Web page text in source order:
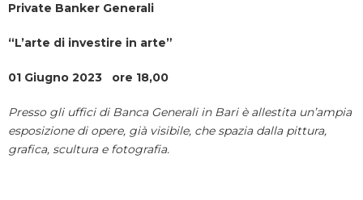
Private Banker Generali
“L’arte di investire in arte”
01 Giugno 2023 ore 18,00
Presso gli uffici di Banca Generali in Bari è allestita un’ampia
esposizione di opere, già visibile, che spazia dalla pittura,
grafica, scultura e fotografia.